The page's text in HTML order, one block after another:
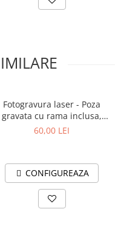
Fotogravura laser - Poza
gravata cu rama inclusa,
dimensiune 10/15
60,00 LEI
CONFIGUREAZA